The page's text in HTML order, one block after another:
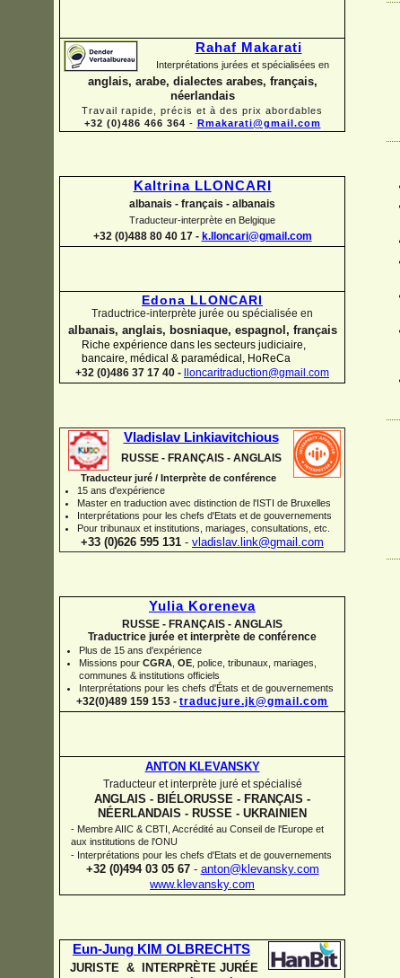
Rahaf Makarati
Interprétations jurées et spécialisées en
anglais, arabe, dialectes arabes, français,
néerlandais
Travail rapide, précis et à des prix abordables
+32 (0)486 466 364 - Rmakarati@gmail.com
Kaltrina LLONCARI
albanais - français - albanais
Traducteur-interprète en Belgique
+32 (0)488 80 40 17 - k.lloncari@gmail.com
Edona LLONCARI
Traductrice-interprète jurée ou spécialisée en
albanais, anglais, bosniaque, espagnol, français
Riche expérience dans les secteurs judiciaire,
bancaire, médical & paramédical, HoReCa
+32 (0)486 37 17 40 -
lloncaritraduction@gmail.com
Vladislav Linkiavitchious
RUSSE -FRANÇAIS -ANGLAIS
Traducteur juré / Interprète de conférence
15 ans d'expérience
Master en traduction avec distinction de l'ISTI de Bruxelles
Interprétations pour les chefs d'Etats et de gouvernements
Pour tribunaux et institutions , mariages, consultations, etc.
+33 (0)626 595 131 - vladislav.link@gmail.com
Yulia Koreneva
RUSSE - FRANÇAIS - ANGLAIS
Traductrice jurée et interprète de conférence
Plus de 15 ans d'expérience
Missions pour CGRA OE police, tribunaux, mariages,
communes & institutions officiels
Interprétations pour les chefs d'États et de gouvernements
+32(0)489 159 153 - traducjure.jk@gmail.com
ANTON KLEVANSKY
Traducteur et interprète juré et spécialisé
ANGLAIS - BIÉLORUSSE - FRANÇAIS -
NÉERLANDAIS - RUSSE - UKRAINIEN
- Membre AIIC & CBTI, Accrédité au Conseil de l'Europe et
aux institutions de l'ONU
- Interprétations pour les chefs d'Etats et de gouvernements
+32 (0)494 03 05 67- anton@klevansky.com
www.klevansky.com
Eun-Jung KIM OLBRECHTS
JURISTE & INTERPRÈTE JURÉE